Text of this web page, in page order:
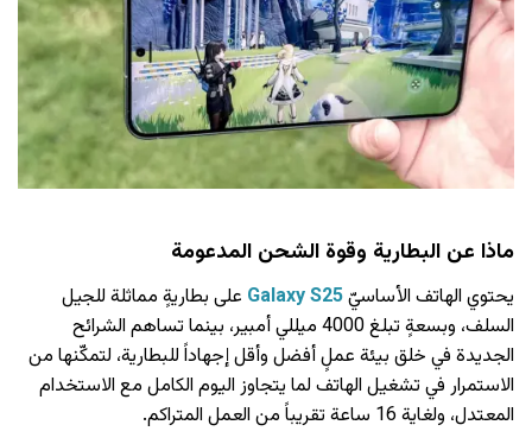
ماذا عن البطارية وقوة الشحن المدعومة
يحتوي الهاتف الأساسيّGalaxy S25 على بطاريةٍ مماثلة للجيل
السلف، وبسعةٍ تبلغ 4000 ميللي أمبير، بينما تساهم الشرائح
الجديدة في خلق بيئة عملٍ أفضل وأقل إجهاداً للبطارية، لتمكّنها من
الاستمرار في تشغيل الهاتف لما يتجاوز اليوم الكامل مع الاستخدام
المعتدل، ولغاية 16 ساعة تقريباً من العمل المتراكم.